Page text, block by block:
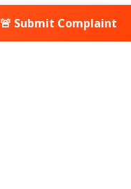
🚨 Submit Complaint